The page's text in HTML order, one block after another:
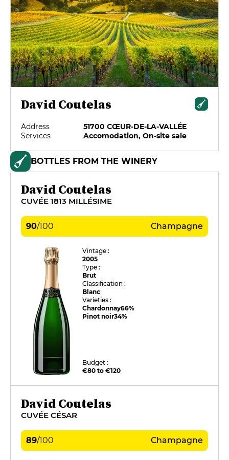
David Coutelas
Address
51700 CŒUR-DE-LA-VALLÉE
Services
Accomodation, On-site sale
BOTTLES FROM THE WINERY
David Coutelas
CUVÉE 1813 MILLÉSIME
90/100 Champagne
Vintage :
2005
Type :
Brut
Classification :
Blanc
Varieties :
Chardonnay66%
Pinot noir34%
Budget :
€80 to €120
David Coutelas
CUVÉE CÉSAR
89/100 Champagne